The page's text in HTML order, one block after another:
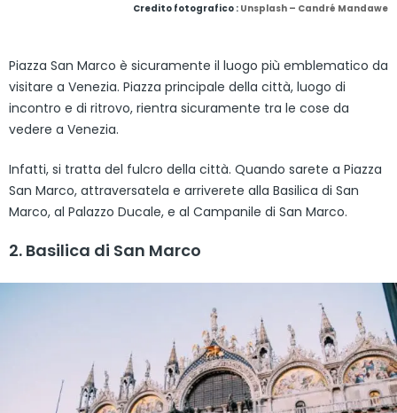
Credito fotografico : Unsplash – Candré Mandawe
Piazza San Marco è sicuramente il luogo più emblematico da
visitare a Venezia. Piazza principale della città, luogo di
incontro e di ritrovo, rientra sicuramente tra le cose da
vedere a Venezia.
Infatti, si tratta del fulcro della città. Quando sarete a Piazza
San Marco, attraversatela e arriverete alla Basilica di San
Marco, al Palazzo Ducale, e al Campanile di San Marco.
2. Basilica di San Marco